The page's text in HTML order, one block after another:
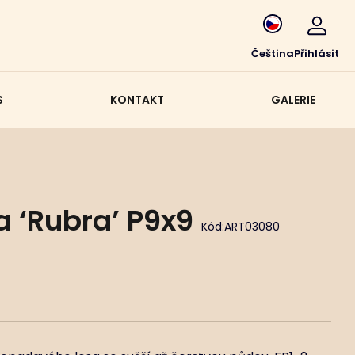
ČeštinaPřihlásit
KONTAKT GALERIE
P9x9 Kód:ART03080